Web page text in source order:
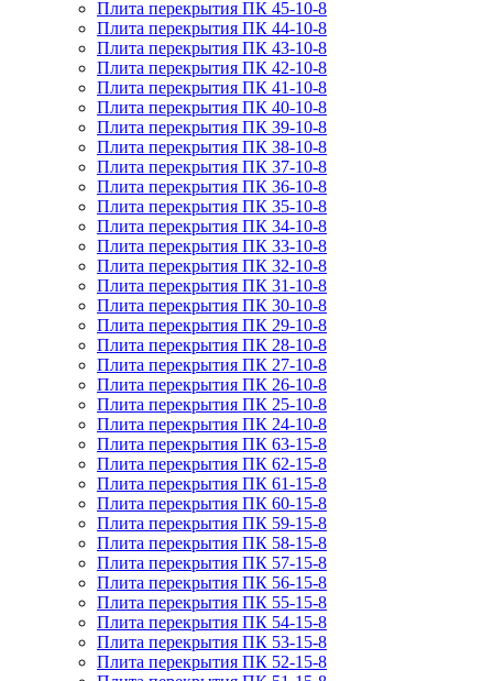
Плита перекрытия ПК 45-10-8
Плита перекрытия ПК 44-10-8
Плита перекрытия ПК 43-10-8
Плита перекрытия ПК 42-10-8
Плита перекрытия ПК 41-10-8
Плита перекрытия ПК 40-10-8
Плита перекрытия ПК 39-10-8
Плита перекрытия ПК 38-10-8
Плита перекрытия ПК 37-10-8
Плита перекрытия ПК 36-10-8
Плита перекрытия ПК 35-10-8
Плита перекрытия ПК 34-10-8
Плита перекрытия ПК 33-10-8
Плита перекрытия ПК 32-10-8
Плита перекрытия ПК 31-10-8
Плита перекрытия ПК 30-10-8
Плита перекрытия ПК 29-10-8
Плита перекрытия ПК 28-10-8
Плита перекрытия ПК 27-10-8
Плита перекрытия ПК 26-10-8
Плита перекрытия ПК 25-10-8
Плита перекрытия ПК 24-10-8
Плита перекрытия ПК 63-15-8
Плита перекрытия ПК 62-15-8
Плита перекрытия ПК 61-15-8
Плита перекрытия ПК 60-15-8
Плита перекрытия ПК 59-15-8
Плита перекрытия ПК 58-15-8
Плита перекрытия ПК 57-15-8
Плита перекрытия ПК 56-15-8
Плита перекрытия ПК 55-15-8
Плита перекрытия ПК 54-15-8
Плита перекрытия ПК 53-15-8
Плита перекрытия ПК 52-15-8